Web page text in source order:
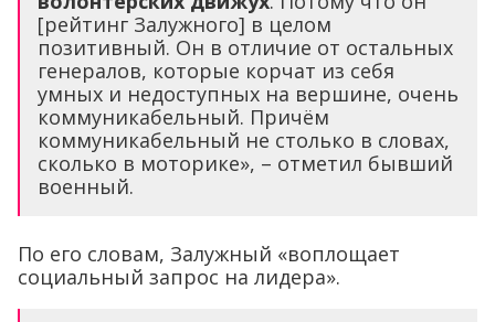
[рейтинг Залужного] в целом
позитивный. Он в отличие от остальных
генералов, которые корчат из себя
умных и недоступных на вершине, очень
коммуникабельный. Причём
коммуникабельный не столько в словах,
сколько в моторике», – отметил бывший
военный.
По его словам, Залужный «воплощает
социальный запрос на лидера».